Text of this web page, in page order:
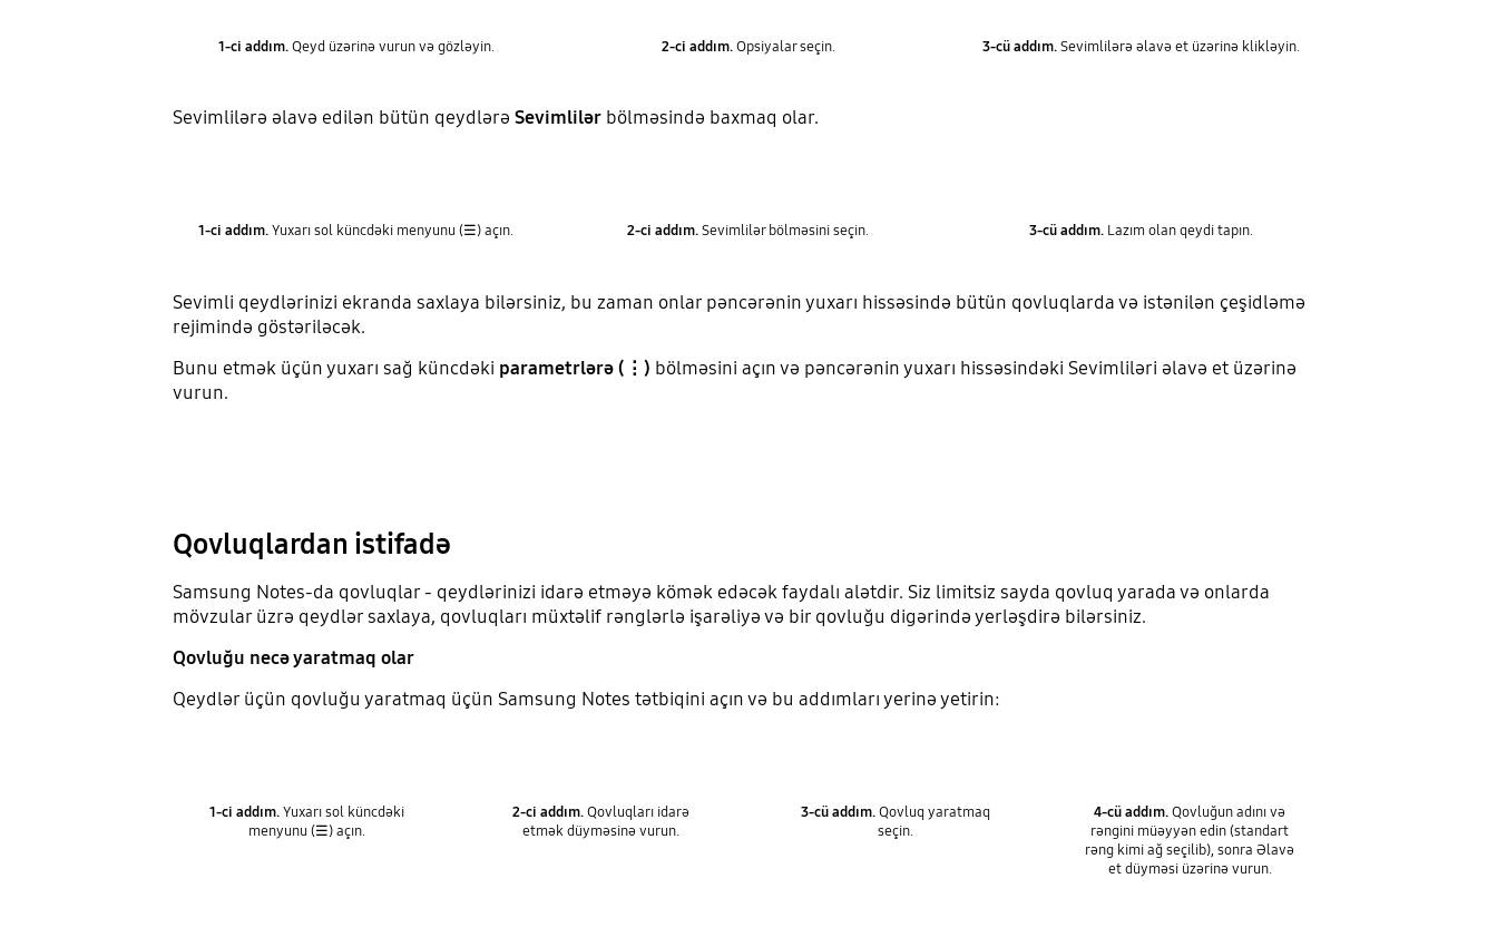
1-ci addım.Qeyd üzərinə vurun və gözləyin. 2-ci addım.Opsiyalar seçin. 3-cü addım.Sevimlilərə əlavə et üzərinə klikləyin.
Sevimlilərə əlavə edilən bütün qeydlərə Sevimlilərbölməsində baxmaq olar.
1-ci addım.Yuxarı sol küncdəki menyunu (☰) açın. 2-ci addım.Sevimlilər bölməsini seçin. 3-cü addım.Lazım olan qeydi tapın.
Sevimli qeydlərinizi ekranda saxlaya bilərsiniz, bu zaman onlar pəncərənin yuxarı hissəsində bütün qovluqlarda və istənilən çeşidləmə
rejimində göstəriləcək.
Bunu etmək üçün yuxarı sağ küncdəki parametrlərə (⋮) bölməsini açın və pəncərənin yuxarı hissəsindəki Sevimliləri əlavə et üzərinə
vurun.
Qovluqlardan istifadə
Samsung Notes-da qovluqlar - qeydlərinizi idarə etməyə kömək edəcək faydalı alətdir. Siz limitsiz sayda qovluq yarada və onlarda
mövzular üzrə qeydlər saxlaya, qovluqları müxtəlif rənglərlə işarəliyə və bir qovluğu digərində yerləşdirə bilərsiniz.
Qovluğu necə yaratmaq olar
Qeydlər üçün qovluğu yaratmaq üçün Samsung Notes tətbiqini açın və bu addımları yerinə yetirin:
1-ci addım.Yuxarı sol küncdəki
menyunu (☰) açın.
2-ci addım.Qovluqları idarə
etmək düyməsinə vurun.
3-cü addım.Qovluq yaratmaq
seçin.
4-cü addım.Qovluğun adını və
rəngini müəyyən edin (standart
rəng kimi ağ seçilib), sonra Əlavə
et düyməsi üzərinə vurun.